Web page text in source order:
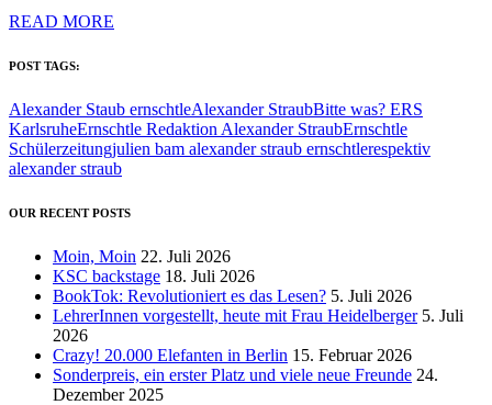
READ MORE
POST TAGS:
Alexander Staub ernschtleAlexander StraubBitte was? ERS
KarlsruheErnschtle Redaktion Alexander StraubErnschtle
Schülerzeitungjulien bam alexander straub ernschtlerespektiv
alexander straub
OUR RECENT POSTS
Moin, Moin 22. Juli 2026
KSC backstage 18. Juli 2026
BookTok: Revolutioniert es das Lesen? 5. Juli 2026
LehrerInnen vorgestellt, heute mit Frau Heidelberger 5. Juli
2026
Crazy! 20.000 Elefanten in Berlin 15. Februar 2026
Sonderpreis, ein erster Platz und viele neue Freunde 24.
Dezember 2025